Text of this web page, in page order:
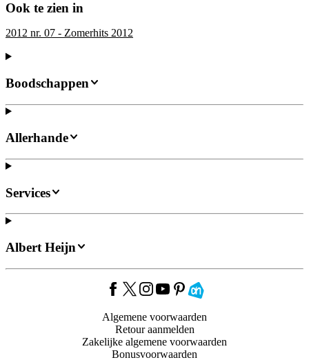
Ook te zien in
2012 nr. 07 - Zomerhits 2012
Boodschappen
Allerhande
Services
Albert Heijn
Algemene voorwaarden
Retour aanmelden
Zakelijke algemene voorwaarden
Bonusvoorwaarden